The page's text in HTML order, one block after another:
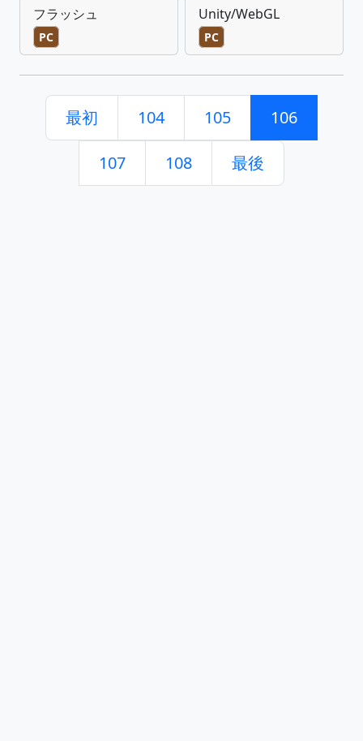
フラッシュ
PC
Unity/WebGL
PC
最初 104 105 106
107 108 最後